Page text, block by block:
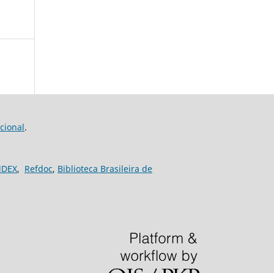
.
, Refdoc, Biblioteca Brasileira de